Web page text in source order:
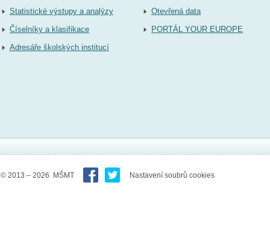
Statistické výstupy a analýzy
Číselníky a klasifikace
Adresáře školských institucí
Otevřená data
PORTÁL YOUR EUROPE
© 2013 – 2026 MŠMT Nastavení soubrů cookies